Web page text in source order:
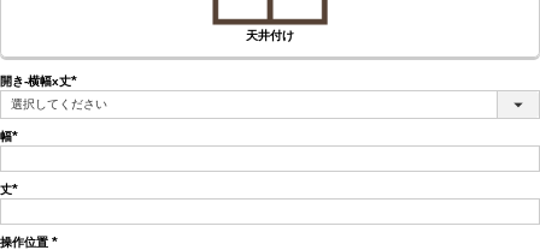
天井付け
開き-横幅x丈
(必
須)
幅
須)
丈
須)
操作位置